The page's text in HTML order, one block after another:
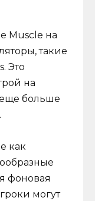
Muscle на
такие
Это
на
больше
как
фоновая
могут